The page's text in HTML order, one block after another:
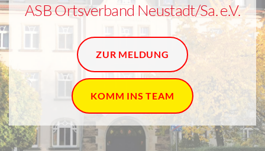
ASB Ortsverband Neustadt/Sa. e.V.
ZUR MELDUNG
KOMM INS TEAM